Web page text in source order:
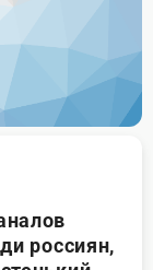
россиян,